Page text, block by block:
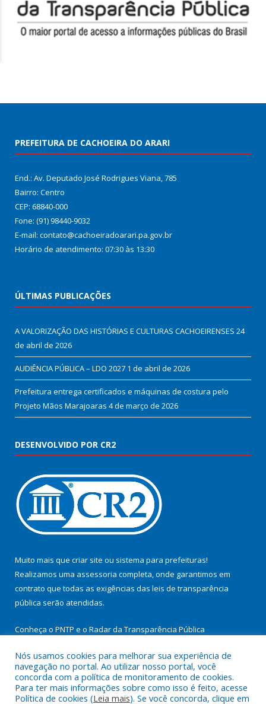
PREFEITURA DE CACHOEIRA DO ARARI
End.: Av. Deputado José Rodrigues Viana, 785
Bairro: Centro
CEP: 68840-000
Fone: (91) 98440-9032
E-mail: contato@cachoeiradoarari.pa.gov.br
Horário de atendimento: 07:30 às 13:30
ÚLTIMAS PUBLICAÇÕES
A VALORIZAÇÃO DAS HISTÓRIAS E CULTURAS CACHOEIRENSES 24
de abril de 2026
AUDIÊNCIA PÚBLICA – LDO 2027 1 de abril de 2026
Prefeitura entrega certificados e máquinas de costura pelo
Projeto Mãos Marajoaras 4 de março de 2026
DESENVOLVIDO POR CR2
Muito mais que criar site ou sistema para prefeituras!
Realizamos uma assessoria completa, onde garantimos em
contrato que todas as exigências das leis de transparência
pública serão atendidas.
Conheça o PNTP e o Radar da Transparência Pública
Todos os direitos reservados a Prefeitura Municipal de
Nós usamos cookies para melhorar sua experiência de
navegação no portal. Ao utilizar nosso portal, você
concorda com a política de monitoramento de cookies.
Para ter mais informações sobre como isso é feito, acesse
Política de cookies (Leia mais). Se você concorda, clique em